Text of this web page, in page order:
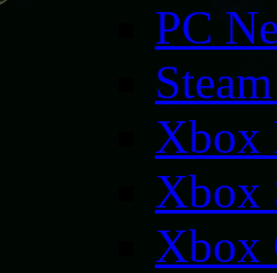
PC
Xbox
Xbox
Xbox